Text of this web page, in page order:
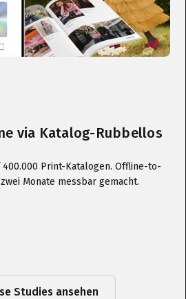
via Katalog-Rubbellos
400.000 Print-Katalogen. Offline-to-
Monate messbar gemacht.
Studies ansehen